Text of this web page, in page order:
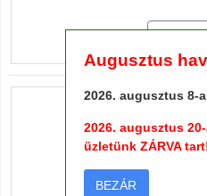
Augusztus
2026. augusztus 8-
2026. augusztus
üzletünk ZÁRVA
BEZÁR